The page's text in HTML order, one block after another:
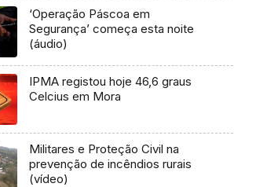
‘Operação Páscoa em
Segurança’ começa esta noite
(áudio)
IPMA registou hoje 46,6 graus
Celcius em Mora
Militares e Proteção Civil na
prevenção de incêndios rurais
(vídeo)